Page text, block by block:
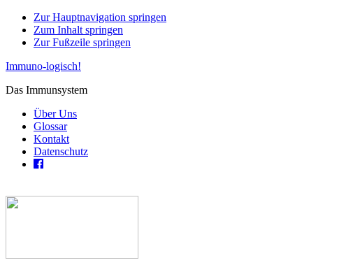
Zur Hauptnavigation springen
Zum Inhalt springen
Zur Fußzeile springen
Immuno-logisch!
Das Immunsystem
Über Uns
Glossar
Kontakt
Datenschutz